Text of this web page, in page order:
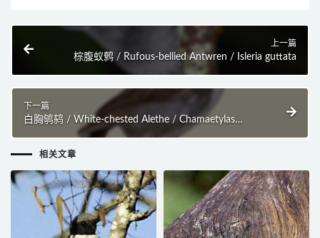
上一篇
棕腹蚁鹩 / Rufous-bellied Antwren / Isleria guttata
下一篇
白胸鸲鸫 / White-chested Alethe / Chamaetylas
相关文章